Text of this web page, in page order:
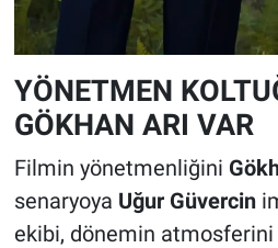
YÖNETMEN
GÖKHAN ARI VAR
Filmin yönetmenliğini
senaryoya Uğur Güvercin
ekibi, dönemin atmosferini